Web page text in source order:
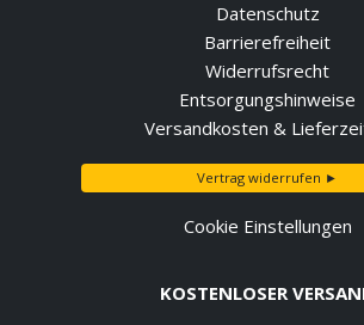
Datenschutz
Barrierefreiheit
Widerrufsrecht
Entsorgungshinweise
Versandkosten &
Vertrag widerrufen ►
Cookie Einstellungen
KOSTENLOSER